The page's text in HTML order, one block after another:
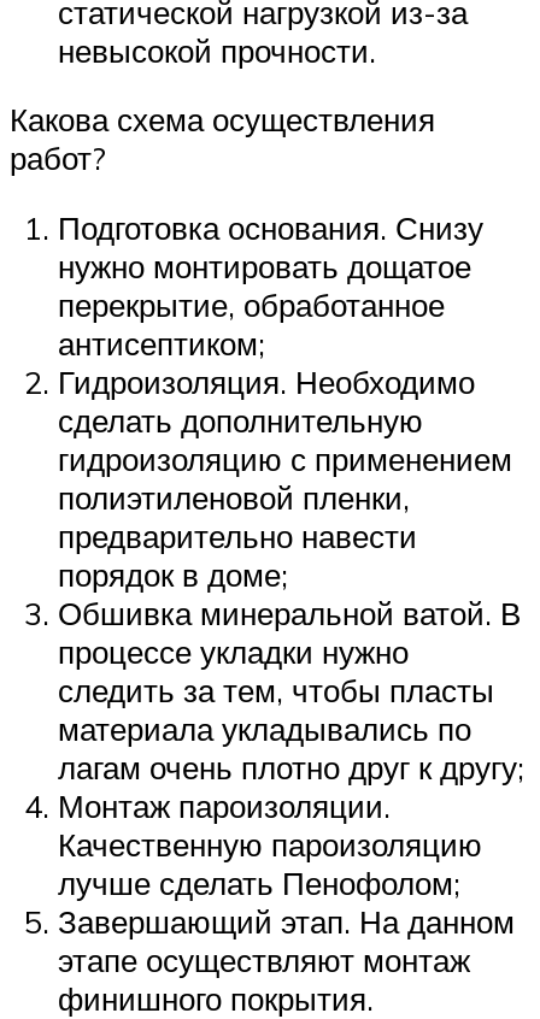
статической нагрузкой из-за
невысокой прочности.
Какова схема осуществления
работ?
Подготовка основания. Снизу
нужно монтировать дощатое
перекрытие, обработанное
антисептиком;
Гидроизоляция. Необходимо
сделать дополнительную
гидроизоляцию с применением
полиэтиленовой пленки,
предварительно навести
порядок в доме;
Обшивка минеральной ватой. В
процессе укладки нужно
следить за тем, чтобы пласты
материала укладывались по
лагам очень плотно друг к другу;
Монтаж пароизоляции.
Качественную пароизоляцию
лучше сделать Пенофолом;
Завершающий этап. На данном
этапе осуществляют монтаж
финишного покрытия.